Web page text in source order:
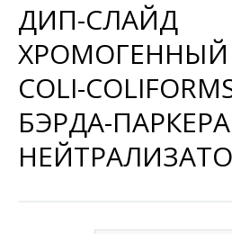
ДИП-СЛАЙД
ХРОМОГЕННЫЙ
COLI-
БЭРДА-ПАРКЕРА